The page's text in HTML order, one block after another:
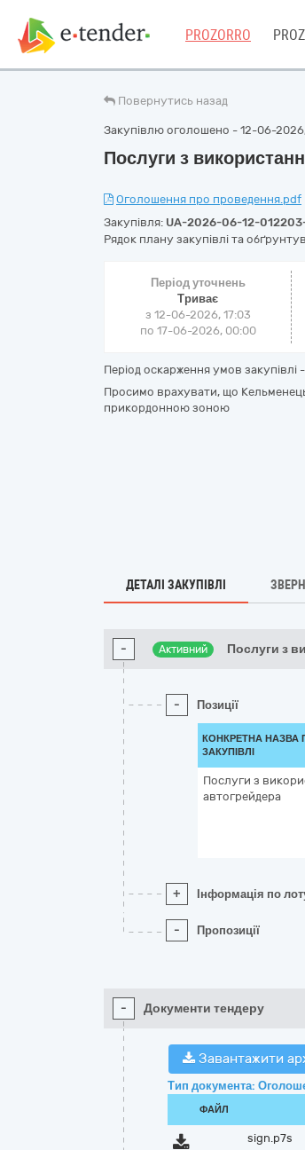
PROZORRO
Повернутись назад
Закупівлю оголошено - 12-06-2026,
Послуги з
Оголошення про проведення.pdf
Закупівля: UA-2026-06-12-
Рядок плану закупівлі та
Період уточнень
Триває
з 12-06-2026, 17:03
по 17-06-2026, 00:00
Період оскарження умов закупівлі
Просимо врахувати, що
прикордонною зоною
ДЕТАЛІ ЗАКУПІВЛІ
- Активний Послуги з
- Позиції
КОНКРЕТНА НАЗВА
ЗАКУПІВЛІ
Послуги з
автогрейдера
+ Інформація по
- Пропозиції
- Документи тендеру
Завантажити
Тип документа:
ФАЙЛ
sign.p7s